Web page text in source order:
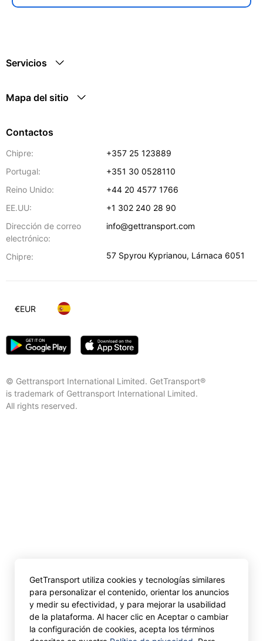
Servicios
Mapa del sitio
Contactos
Chipre:
+357 25 123889
Portugal:
+351 30 0528110
Reino Unido:
+44 20 4577 1766
EE.UU:
+1 302 240 28 90
Dirección de correo
electrónico:
info@gettransport.com
Chipre: 57 Spyrou Kyprianou, Lárnaca 6051
© Gettransport International Limited. GetTransport®
is trademark of Gettransport International Limited.
All rights reserved.
€EUR
GetTransport utiliza cookies y tecnologías similares
para personalizar el contenido, orientar los anuncios
y medir su efectividad, y para mejorar la usabilidad
de la plataforma. Al hacer clic en Aceptar o cambiar
la configuración de cookies, acepta los términos